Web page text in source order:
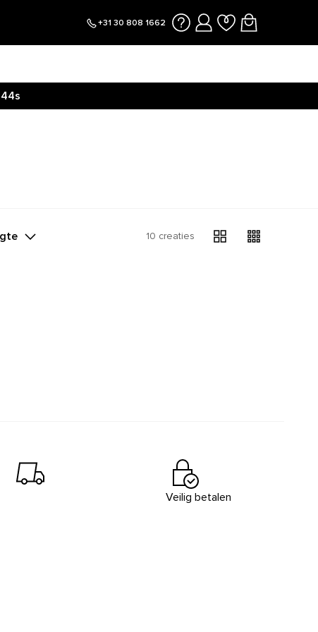
+31 30 808 1662
44s
10 creaties
Veilig betalen